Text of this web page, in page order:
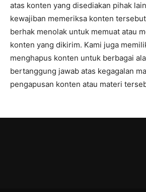
atas konten yang disediakan pihak
kewajiban memeriksa konten
berhak menolak untuk memuat atau
konten yang dikirim. Kami juga
menghapus konten untuk berbagai
bertanggung jawab atas kegagalan
pengapusan konten atau materi